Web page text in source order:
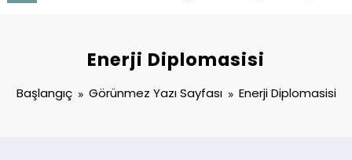
Enerji Diplomasisi
Başlangıç Görünmez Yazı Sayfası Enerji Diplomasisi